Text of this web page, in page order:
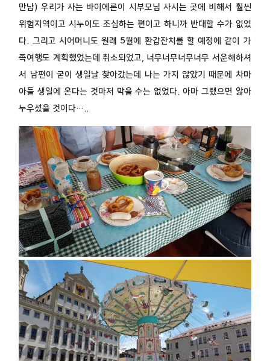
만남) 우리가 사는 바이에른이 시부모님 사시는 곳에 비해서 훨씬
위험지역이고 시누이도 조심하는 편이고 하니까 반대할 수가 없었
다. 그리고 시어머니도 원래 5월에 환갑잔치를 할 예정에 같이 가
족여행도 계획했었는데 취소되었고, 너무너무너무너무 서운해하셔
서 남편이 굳이 생일날 찾아갔는데 나는 가지 않았기 때문에 차마
아들 생일에 온다는 것마저 막을 수는 없었다. 아마 그랬으면 앓아
누우셨을 것이다…..